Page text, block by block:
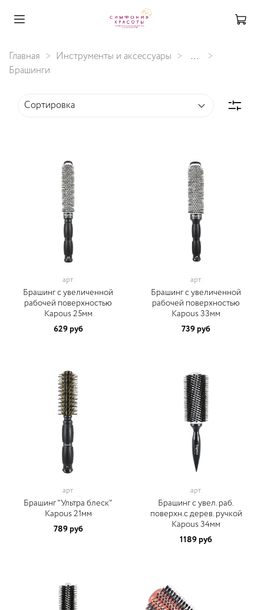
Главная Инструменты и аксессуары
...
Брашинги
арт.
Брашинг с увеличенной
рабочей поверхностью
Kapous 25мм
629 руб
арт.
Брашинг с увеличенной
рабочей поверхностью
Kapous 33мм
739 руб
арт.
Брашинг "Ультра блеск"
Kapous 21мм
789 руб
арт.
Брашинг с увел. раб.
поверхн.с дерев. ручкой
Kapous 34мм
1189 руб